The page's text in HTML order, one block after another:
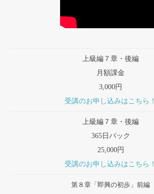
上級編７章・後編
月額課金
3,000円
受講のお申し込みはこちら！
上級編７章・後編
365日パック
25,000円
受講のお申し込みはこちら！
第８章「即興の初歩」前編